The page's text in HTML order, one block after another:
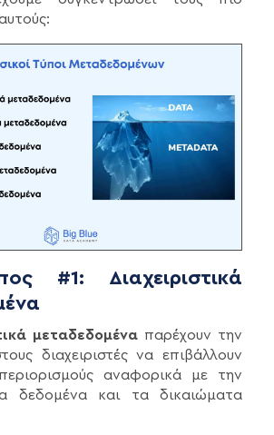
Διαχειριστικά
μεταδεδομένα παρέχουν την
διαχειριστές να επιβάλλουν
αναφορικά με την
δεδομένα και τα δικαιώματα